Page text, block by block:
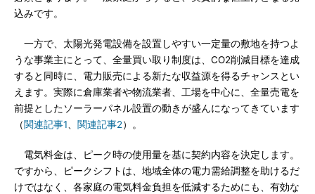
込みです。
一方で、太陽光発電設備を設置しやすい一定量の敷地を持つよ
うな事業主にとって、全量買い取り制度は、CO2削減目標を達成
すると同時に、電力販売による新たな収益源を得るチャンスとい
えます。実際に倉庫業者や物流業者、工場を中心に、全量売電を
前提としたソーラーパネル設置の動きが盛んになってきています
（関連記事1 関連記事2）。
電気料金は、ピーク時の使用量を基に契約内容を決定します。
ですから、ピークシフトは、地域全体の電力需給調整を助けるだ
けではなく、各家庭の電気料金負担を低減するためにも、有効な